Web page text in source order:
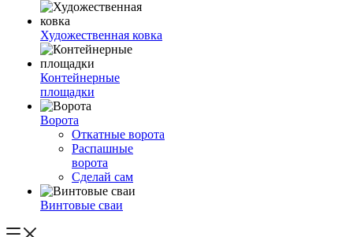
Художественная ковка
Контейнерные
площадки
Ворота
Откатные ворота
Распашные
ворота
Сделай сам
Винтовые сваи